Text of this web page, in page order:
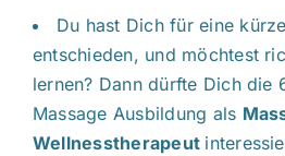
Du hast Dich für eine
entschieden, und möchtest
lernen? Dann dürfte Dich die
Massage Ausbildung als
Wellnesstherapeut